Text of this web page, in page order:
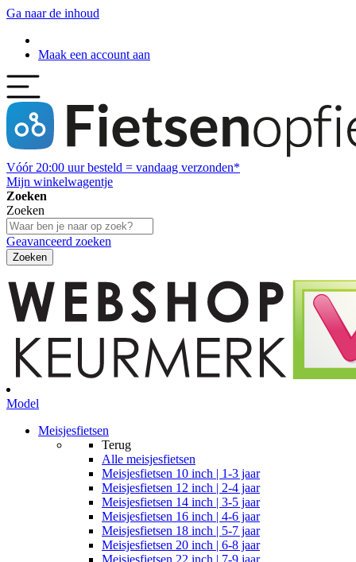
Ga naar de inhoud
Maak een account aan
Vóór 20:00 uur besteld = vandaag verzonden*
Mijn winkelwagentje
Zoeken
Zoeken
Geavanceerd zoeken
Zoeken
Model
Meisjesfietsen
Terug
Alle meisjesfietsen
Meisjesfietsen 10 inch | 1-3 jaar
Meisjesfietsen 12 inch | 2-4 jaar
Meisjesfietsen 14 inch | 3-5 jaar
Meisjesfietsen 16 inch | 4-6 jaar
Meisjesfietsen 18 inch | 5-7 jaar
Meisjesfietsen 20 inch | 6-8 jaar
Meisjesfietsen 22 inch | 7-9 jaar